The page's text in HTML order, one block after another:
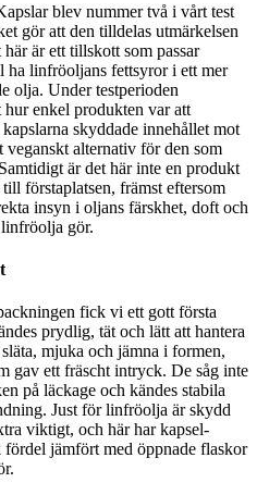
blev nummer två i vårt test
gör att den tilldelas utmärkelsen
här är ett tillskott som passar
ha linfröoljans fettsyror i ett mer
olja. Under testperioden
enkel produkten var att
skyddade innehållet mot
veganskt alternativ för den som
är det här inte en produkt
förstaplatsen, främst eftersom
insyn i oljans färskhet, doft och
gör.
fick vi ett gott första
prydlig, tät och lätt att hantera
mjuka och jämna i formen,
gav ett fräscht intryck. De såg inte
på läckage och kändes stabila
Just för linfröolja är skydd
viktigt, och här har kapsel-
jämfört med öppnade flaskor